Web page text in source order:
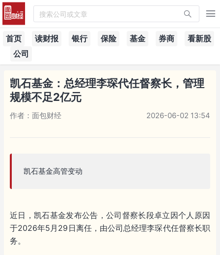
搜索公司或文章
首页 读财报 银行 保险 基金 券商
看新股
公司
凯石基金：总经理李琛代任督察长，管理
规模不足2亿元
作者：面包财经 2026-06-02 13:54
凯石基金高管变动
近日，凯石基金发布公告，公司督察长段卓立因个人原因
于2026年5月29日离任，由公司总经理李琛代任督察长职
务。